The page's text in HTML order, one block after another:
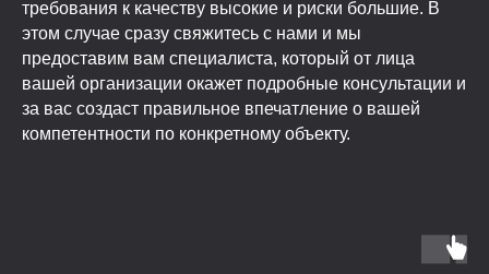
требования к качеству высокие и риски большие. В
этом случае сразу свяжитесь с нами и мы
предоставим вам специалиста, который от лица
вашей организации окажет подробные консультации и
за вас создаст правильное впечатление о вашей
компетентности по конкретному объекту.